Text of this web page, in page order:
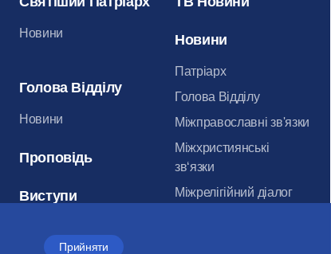
Прийняти
Новини
Голова Відділу
Новини
Проповідь
Виступи
Новини
Патріарх
Голова Відділу
Міжправославні зв'язки
Міжхристиянські
зв‘язки
Міжрелігійний діалог